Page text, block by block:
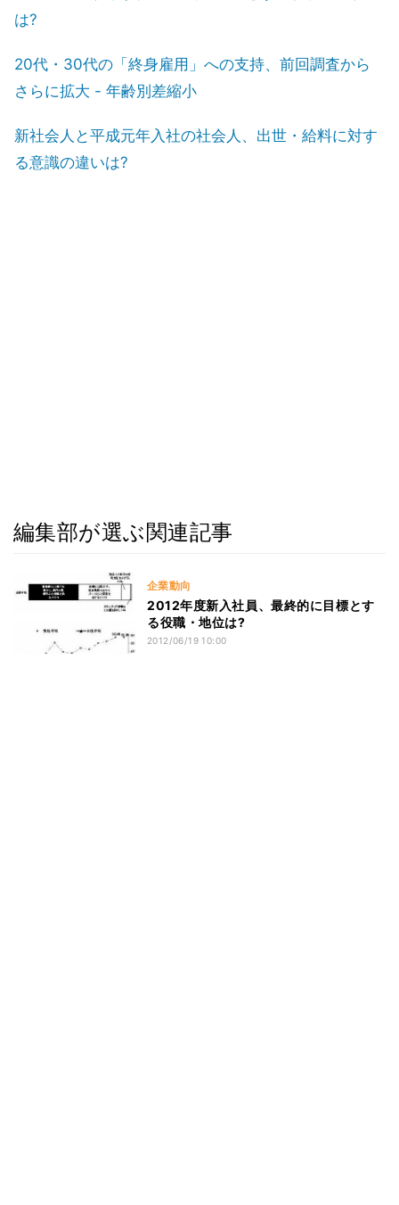
は?
20代・30代の「終身雇用」への支持、前回調査から
さらに拡大 - 年齢別差縮小
新社会人と平成元年入社の社会人、出世・給料に対す
る意識の違いは?
編集部が選ぶ関連記事
企業動向
2012年度新入社員、最終的に目標とす
る役職・地位は?
2012/06/19 10:00